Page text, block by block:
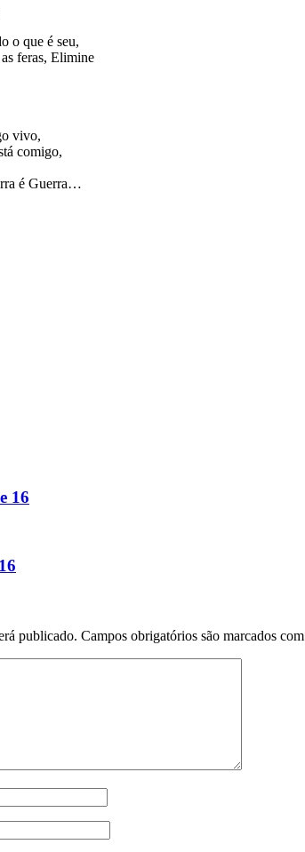
o que é seu,
feras, Elimine
vivo,
comigo,
é Guerra…
16
publicado. Campos obrigatórios são marcados com